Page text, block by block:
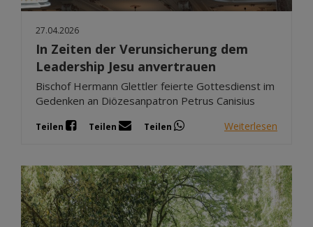
27.04.2026
In Zeiten der Verunsicherung dem
Leadership Jesu anvertrauen
Bischof Hermann Glettler feierte Gottesdienst im
Gedenken an Diözesanpatron Petrus Canisius
Teilen Teilen Teilen Weiterlesen